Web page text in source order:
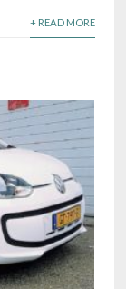
+ READ MORE